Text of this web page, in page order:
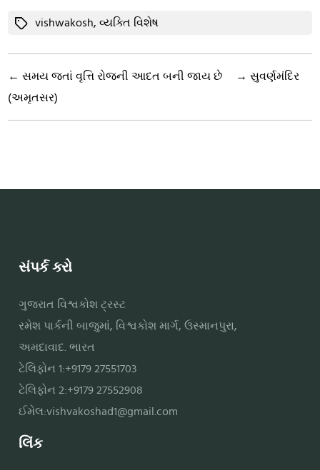
Tagsvishwakosh,વ્યક્તિ વિશેષ
← સમય જતાં વૃત્તિ રોજની આદત બની જાય છે → સુવર્ણમંદિર
(અમૃતસર)
સંપર્ક કરો
ગુજરાત વિશ્વકોશ ટ્રસ્ટ
રમેશ પાર્કની બાજુમાં, વિશ્વકોશ માર્ગ, ઉસ્માનપુરા,
અમદાવાદ. ભારત
ટેલિફોન 1:+9179 27551703
ટેલિફોન 2:+9179 27552908
ઈમેલ:vishvakoshad1@gmail.com
લિંક